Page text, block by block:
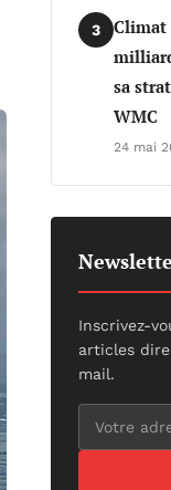
3
Climat
sa
WMC
24 mai
Inscrivez-
articles
mail.